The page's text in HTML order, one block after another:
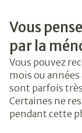
Vous
par la
Vous pouvez
mois ou
sont parfois
Certaines ne
pendant cette